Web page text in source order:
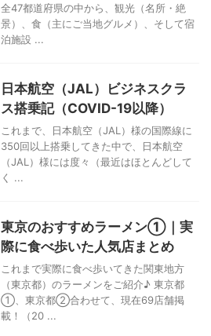
全47都道府県の中から、観光（名所・絶
景）、食（主にご当地グルメ）、そして宿
泊施設 ...
日本航空（JAL）ビジネスクラ
ス搭乗記（COVID-19以降）
これまで、日本航空（JAL）様の国際線に
350回以上搭乗してきた中で、日本航空
（JAL）様には度々（最近はほとんどして
く ...
東京のおすすめラーメン①｜実
際に食べ歩いた人気店まとめ
これまで実際に食べ歩いてきた関東地方
（東京都）のラーメンをご紹介♪ 東京都
①、東京都②合わせて、現在69店舗掲
載！（20 ...